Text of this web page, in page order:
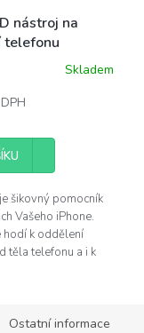
nástroj na
telefonu
Skladem
šikovný pomocník
Vašeho iPhone.
hodí k oddělení
těla telefonu a i k
Ostatní informace